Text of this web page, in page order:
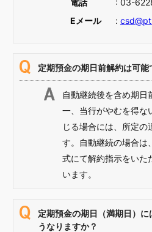
電話
: 03-
Eメール
:
定期預金の期日前解約は可能
自動継続後を含め期日
一、当行がやむを得な
じる場合には、所定の
す。自動継続の場合は
式にて解約指示をいた
います。
定期預金の期日（満期日）
うなりますか？